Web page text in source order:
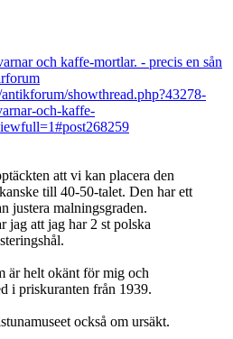
och kaffe-mortlar. - precis en sån
showthread.php?43278-
och-kaffe-
att vi kan placera den
till 40-50-talet. Den har ett
justera malningsgraden.
jag att jag har 2 st polska
är helt okänt för mig och
i priskuranten från 1939.
också om ursäkt.